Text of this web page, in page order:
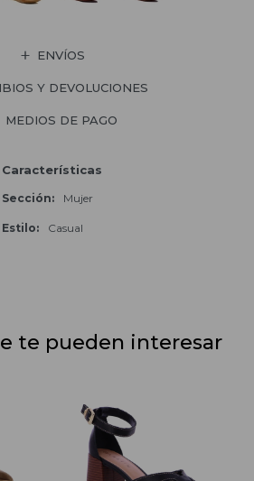
ENVÍOS
Y DEVOLUCIONES
MEDIOS DE PAGO
Características
Sección Mujer
Estilo Casual
te pueden interesar